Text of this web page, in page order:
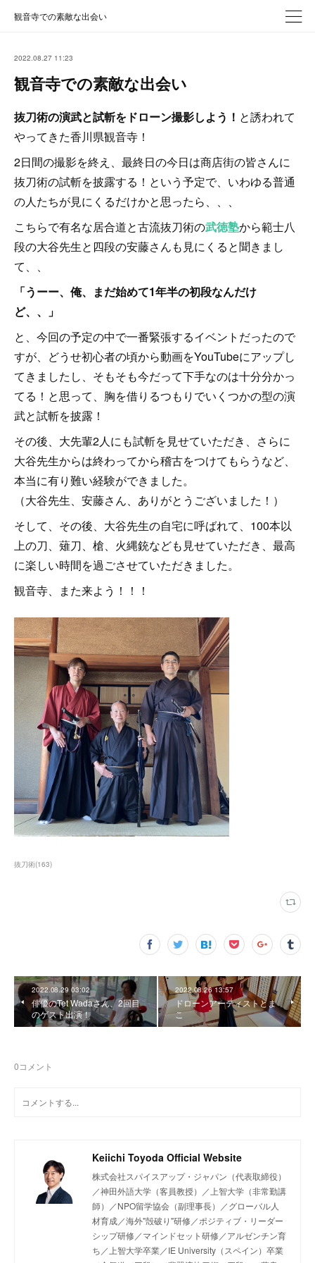
観音寺での素敵な出会い
2022.08.27 11:23
観音寺での素敵な出会い
抜刀術の演武と試斬をドローン撮影しよう！ と誘われて
やってきた香川県観音寺！
2日間の撮影を終え、最終日の今日は商店街の皆さんに
抜刀術の試斬を披露する！という予定で、いわゆる普通
の人たちが見にくるだけかと思ったら、、、
こちらで有名な居合道と古流抜刀術の武徳塾から範士八
段の大谷先生と四段の安藤さんも見にくると聞きまし
て、、
「うーー、俺、まだ始めて1年半の初段なんだけ
ど、、」
と、今回の予定の中で一番緊張するイベントだったので
すが、どうせ初心者の頃から動画をYouTubeにアップし
てきましたし、そもそも今だって下手なのは十分分かっ
てる！と思って、胸を借りるつもりでいくつかの型の演
武と試斬を披露！
その後、大先輩2人にも試斬を見せていただき、さらに
大谷先生からは終わってから稽古をつけてもらうなど、
本当に有り難い経験ができました。
（大谷先生、安藤さん、ありがとうございました！）
そして、その後、大谷先生の自宅に呼ばれて、100本以
上の刀、薙刀、槍、火縄銃なども見せていただき、最高
に楽しい時間を過ごさせていただきました。
観音寺、また来よう！！！
抜刀術(163)
2022.08.29 03:02
俳優のTet Wadaさん、2回目
のゲスト出演！
2022.08.26 13:57
ドローンアーティストとま
こ
0コメント
Keiichi Toyoda Official Website
株式会社スパイスアップ・ジャパン（代表取締役）
／神田外語大学（客員教授）／上智大学（非常勤講
師）／NPO留学協会（副理事長）／グローバル人
材育成／海外"殻破り"研修／ポジティブ・リーダー
シップ研修／マインドセット研修／アルゼンチン育
ち／上智大学卒業／IE University（スペイン）卒業